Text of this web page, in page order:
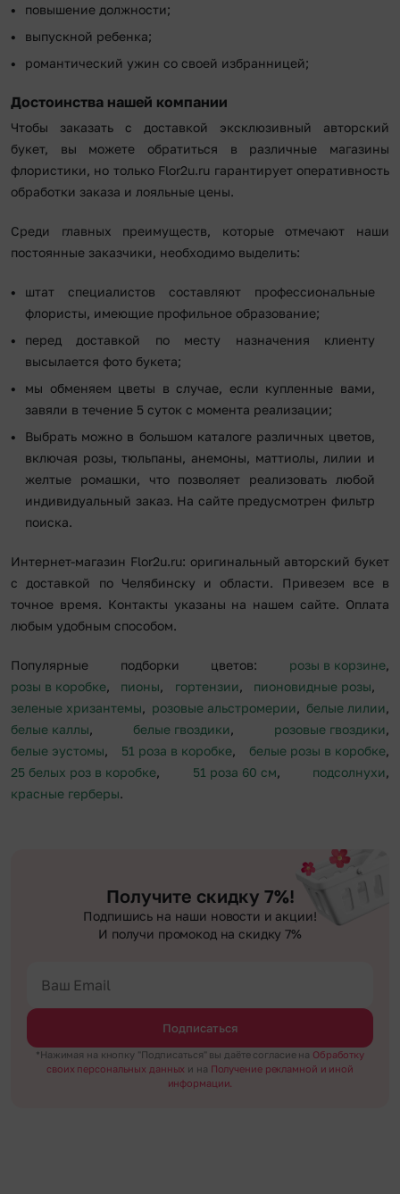
повышение должности;
выпускной ребенка;
романтический ужин со своей избранницей;
Достоинства нашей компании
Чтобы заказать с доставкой эксклюзивный авторский
букет, вы можете обратиться в различные магазины
флористики, но только Flor2u.ru гарантирует оперативность
обработки заказа и лояльные цены.
Среди главных преимуществ, которые отмечают наши
постоянные заказчики, необходимо выделить:
штат специалистов составляют профессиональные
флористы, имеющие профильное образование;
перед доставкой по месту назначения клиенту
высылается фото букета;
мы обменяем цветы в случае, если купленные вами,
завяли в течение 5 суток с момента реализации;
Выбрать можно в большом каталоге различных цветов,
включая розы, тюльпаны, анемоны, маттиолы, лилии и
желтые ромашки, что позволяет реализовать любой
индивидуальный заказ. На сайте предусмотрен фильтр
поиска.
Интернет-магазин Flor2u.ru: оригинальный авторский букет
с доставкой по Челябинску и области. Привезем все в
точное время. Контакты указаны на нашем сайте. Оплата
любым удобным способом.
Популярные подборки цветов: розы в корзине,
розы в коробке, пионы, гортензии, пионовидные розы,
зеленые хризантемы, розовые альстромерии, белые лилии,
белые каллы, белые гвоздики, розовые гвоздики,
белые эустомы, 51 роза в коробке, белые розы в коробке,
25 белых роз в коробке, 51 роза 60 см, подсолнухи,
красные герберы.
Получите скидку 7%!
Подпишись на наши новости и акции!
И получи промокод на скидку 7%
Подписаться
*Нажимая на кнопку "Подписаться" вы даёте согласие на Обработку
своих персональных данных и на Получение рекламной и иной
информации.